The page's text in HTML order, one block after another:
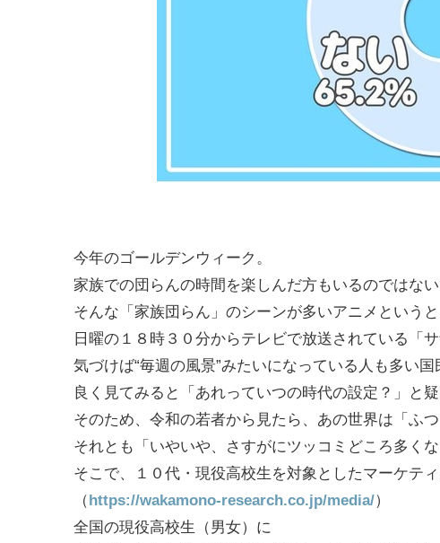
今年のゴールデンウィーク。
家族での団らんの時間を楽しんだ方もいるのではない
そんな「家族団らん」のシーンが多いアニメという
日曜の１８時３０分からテレビで放送されている「サ
気づけば“毎週の風景”みたいになっている人も多い国
良く見てみると「あれっていつの時代の設定？」と
そのため、令和の若者から見たら、あの世界は「ふつ
それとも「いやいや、さすがにツッコミどころ多く
そこで、１０代・現役高校生を対象としたマーケテ
（https://wakamono-research.co.jp/media/）
全国の現役高校生（男女）に